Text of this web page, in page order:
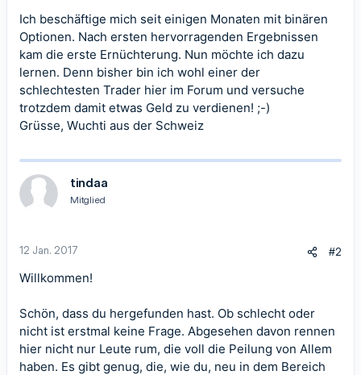
Ich beschäftige mich seit einigen Monaten mit binären
Optionen. Nach ersten hervorragenden Ergebnissen
kam die erste Ernüchterung. Nun möchte ich dazu
lernen. Denn bisher bin ich wohl einer der
schlechtesten Trader hier im Forum und versuche
trotzdem damit etwas Geld zu verdienen! ;-)
Grüsse, Wuchti aus der Schweiz
tindaa
Mitglied
12 Jan. 2017 #2
Willkommen!
Schön, dass du hergefunden hast. Ob schlecht oder
nicht ist erstmal keine Frage. Abgesehen davon rennen
hier nicht nur Leute rum, die voll die Peilung von Allem
haben. Es gibt genug, die, wie du, neu in dem Bereich